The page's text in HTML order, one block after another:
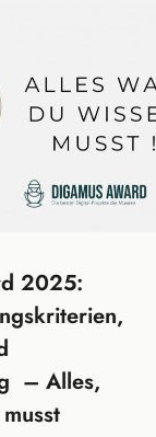
2025:
– Alles,